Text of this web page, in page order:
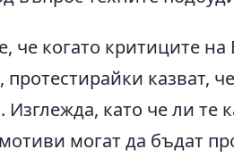
че когато критиците
казват,
като че ли те
могат да бъдат